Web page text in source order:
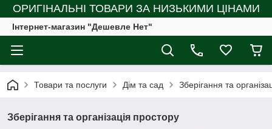
ОРИГІНАЛЬНІ ТОВАРИ ЗА НИЗЬКИМИ ЦІНАМИ
Інтернет-магазин "Дешевле Нет"
Товари та послуги Дім та сад Зберігання та
Зберігання та організація простору